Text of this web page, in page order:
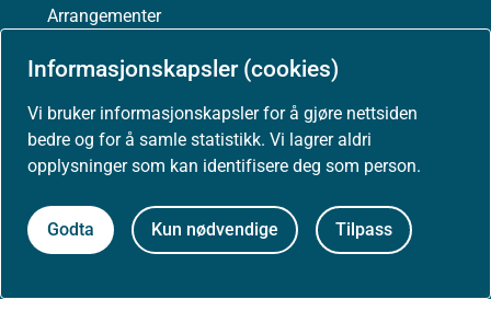
Informasjonskapsler (cookies)
Vi bruker informasjonskapsler for å gjøre nettsiden
bedre og for å samle statistikk. Vi lagrer aldri
opplysninger som kan identifisere deg som person.
Godta Kun nødvendige Tilpass
Arrangementer
Høringer
Presse
Om nettstedet